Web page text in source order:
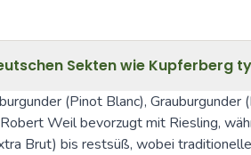
Sekten wie Kupferberg
(Pinot Blanc),
Weil bevorzugt mit Riesling,
Brut) bis restsüß, wobei